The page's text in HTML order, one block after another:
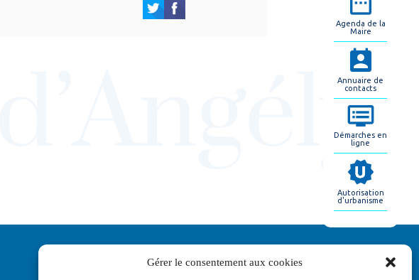
Gérer le consentement aux cookies
Agenda de la
Maire
Annuaire de
contacts
Démarches en
ligne
Autorisation
d'urbanisme